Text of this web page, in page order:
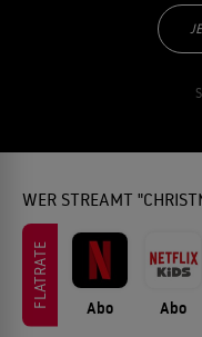
WER STREAMT
FLATRATE Abo Abo